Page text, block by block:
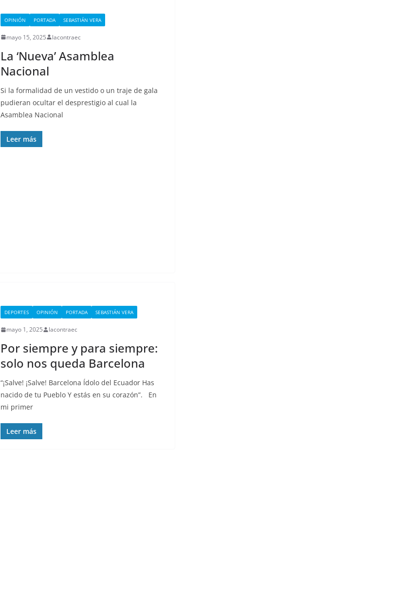
OPINIÓN PORTADA SEBASTIÁN VERA
mayo 15, 2025 lacontraec
La ‘Nueva’ Asamblea
Nacional
Si la formalidad de un vestido o un traje de gala
pudieran ocultar el desprestigio al cual la
Asamblea Nacional
Leer más
DEPORTES OPINIÓN PORTADA SEBASTIÁN VERA
mayo 1, 2025 lacontraec
Por siempre y para siempre:
solo nos queda Barcelona
“¡Salve! ¡Salve! Barcelona Ídolo del Ecuador Has
nacido de tu Pueblo Y estás en su corazón”. En
mi primer
Leer más